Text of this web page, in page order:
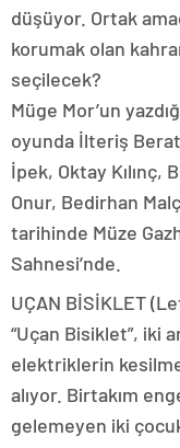
düşüyor. Ortak
korumak olan
seçilecek?
Müge Mor’un
oyunda İlteriş
İpek, Oktay Kılınç,
Onur, Bedirhan
tarihinde Müze
Sahnesi’nde.
UÇAN BİSİKLET
“Uçan Bisiklet”, iki
elektriklerin
alıyor. Birtakım
gelemeyen iki